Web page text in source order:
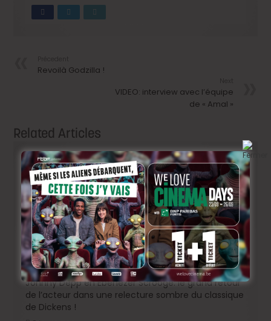
Revoilà Godzilla !
VIDEO: interview avec l’équipe
de « Amal »
Related Articles
Johnny Depp en Ebenezer Scrooge: le grand retour
de l’acteur dans une relecture sombre du classique
de Dickens !